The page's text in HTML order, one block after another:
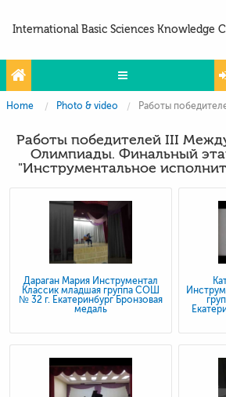
International Basic Sciences Knowledge
Olympiads
Projects
Partners
Contacts
Photo & Video
Home Photo & video Работы победителей III Международной Арт-Олимпиады.
Работы победителей III
Олимпиады. Финальный
"Инструментальное
Дараган Мария Инструментал
Классик младшая группа СОШ
№ 32 г. Екатеринбург Бронзовая
медаль